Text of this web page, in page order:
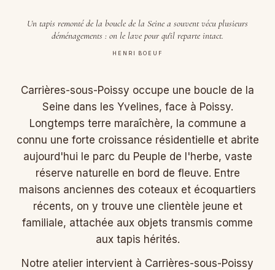
Un tapis remonté de la boucle de la Seine a souvent vécu plusieurs
déménagements : on le lave pour qu'il reparte intact.
HENRI BOEUF
Carrières-sous-Poissy occupe une boucle de la
Seine dans les Yvelines, face à Poissy.
Longtemps terre maraîchère, la commune a
connu une forte croissance résidentielle et abrite
aujourd'hui le parc du Peuple de l'herbe, vaste
réserve naturelle en bord de fleuve. Entre
maisons anciennes des coteaux et écoquartiers
récents, on y trouve une clientèle jeune et
familiale, attachée aux objets transmis comme
aux tapis hérités.
Notre atelier intervient à Carrières-sous-Poissy